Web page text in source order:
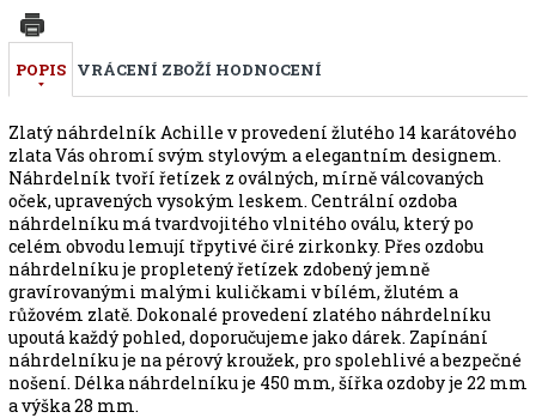
POPIS VRÁCENÍ ZBOŽÍ HODNOCENÍ
Zlatý náhrdelník Achille v provedení žlutého 14 karátového
zlata Vás ohromí svým stylovým a elegantním designem.
Náhrdelník tvoří řetízek z oválných, mírně válcovaných
oček, upravených vysokým leskem. Centrální ozdoba
náhrdelníku má tvardvojitého vlnitého oválu, který po
celém obvodu lemují třpytivé čiré zirkonky. Přes ozdobu
náhrdelníku je propletený řetízek zdobený jemně
gravírovanými malými kuličkami v bílém, žlutém a
růžovém zlatě. Dokonalé provedení zlatého náhrdelníku
upoutá každý pohled, doporučujeme jako dárek. Zapínání
náhrdelníku je na pérový kroužek, pro spolehlivé a bezpečné
nošení. Délka náhrdelníku je 450 mm, šířka ozdoby je 22 mm
a výška 28 mm.